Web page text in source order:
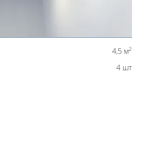
4,5 м2
4 шт